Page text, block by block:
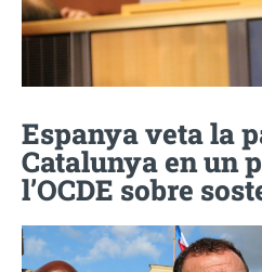
Espanya veta la
Catalunya en un
l’OCDE sobre